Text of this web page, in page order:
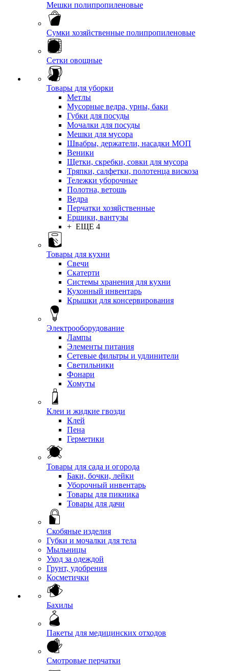
Мешки полипропиленовые
Сумки хозяйственные полипропиленовые
Сетки овощные
Товары для уборки
Метлы
Мусорные ведра, урны, баки
Губки для посуды
Мочалки для посуды
Мешки для мусора
Швабры, держатели, насадки МОП
Веники
Щетки, скребки, совки для мусора
Тряпки, салфетки, полотенца вискоза
Тележки уборочные
Полотна, ветошь
Ведра
Перчатки хозяйственные
Ершики, вантузы
+ ЕЩЕ 4
Товары для кухни
Свечи
Скатерти
Системы хранения для кухни
Кухонный инвентарь
Крышки для консервирования
Электрооборудование
Лампы
Элементы питания
Сетевые фильтры и удлинители
Светильники
Фонари
Хомуты
Клеи и жидкие гвозди
Клей
Пена
Герметики
Товары для сада и огорода
Баки, бочки, лейки
Уборочный инвентарь
Товары для пикника
Товары для дачи
Скобяные изделия
Губки и мочалки для тела
Мыльницы
Уход за одеждой
Грунт, удобрения
Косметички
Бахилы
Пакеты для медицинских отходов
Смотровые перчатки